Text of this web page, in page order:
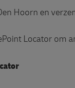
Hoorn en
Locator om